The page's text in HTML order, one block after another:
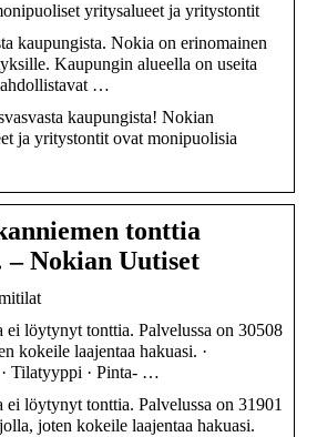
yritysalueet ja yritystontit
kaupungista. Nokia on erinomainen
Kaupungin alueella on useita
…
kaupungista! Nokian
ja yritystontit ovat monipuolisia
tonttia
Nokian Uutiset
löytynyt tonttia. Palvelussa on 30508
kokeile laajentaa hakuasi. ·
Tilatyyppi · Pinta- …
löytynyt tonttia. Palvelussa on 31901
joten kokeile laajentaa hakuasi.